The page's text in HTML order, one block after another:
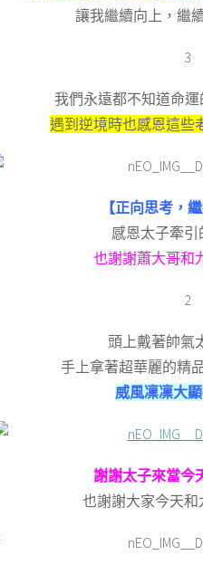
讓我繼續向上，繼
我們永遠都不知道命運
遇到逆境時也感恩這些
【正向思考，
感恩太子牽引
也謝謝蕭大哥和
頭上戴著帥氣
手上拿著超華麗的精
威風凜凜大
謝謝太子來當今
也謝謝大家今天和